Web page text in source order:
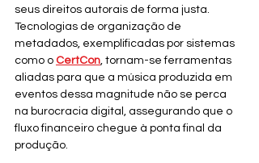
seus direitos autorais de forma justa.
Tecnologias de organização de
metadados, exemplificadas por sistemas
como o CertCon, tornam-se ferramentas
aliadas para que a música produzida em
eventos dessa magnitude não se perca
na burocracia digital, assegurando que o
fluxo financeiro chegue à ponta final da
produção.